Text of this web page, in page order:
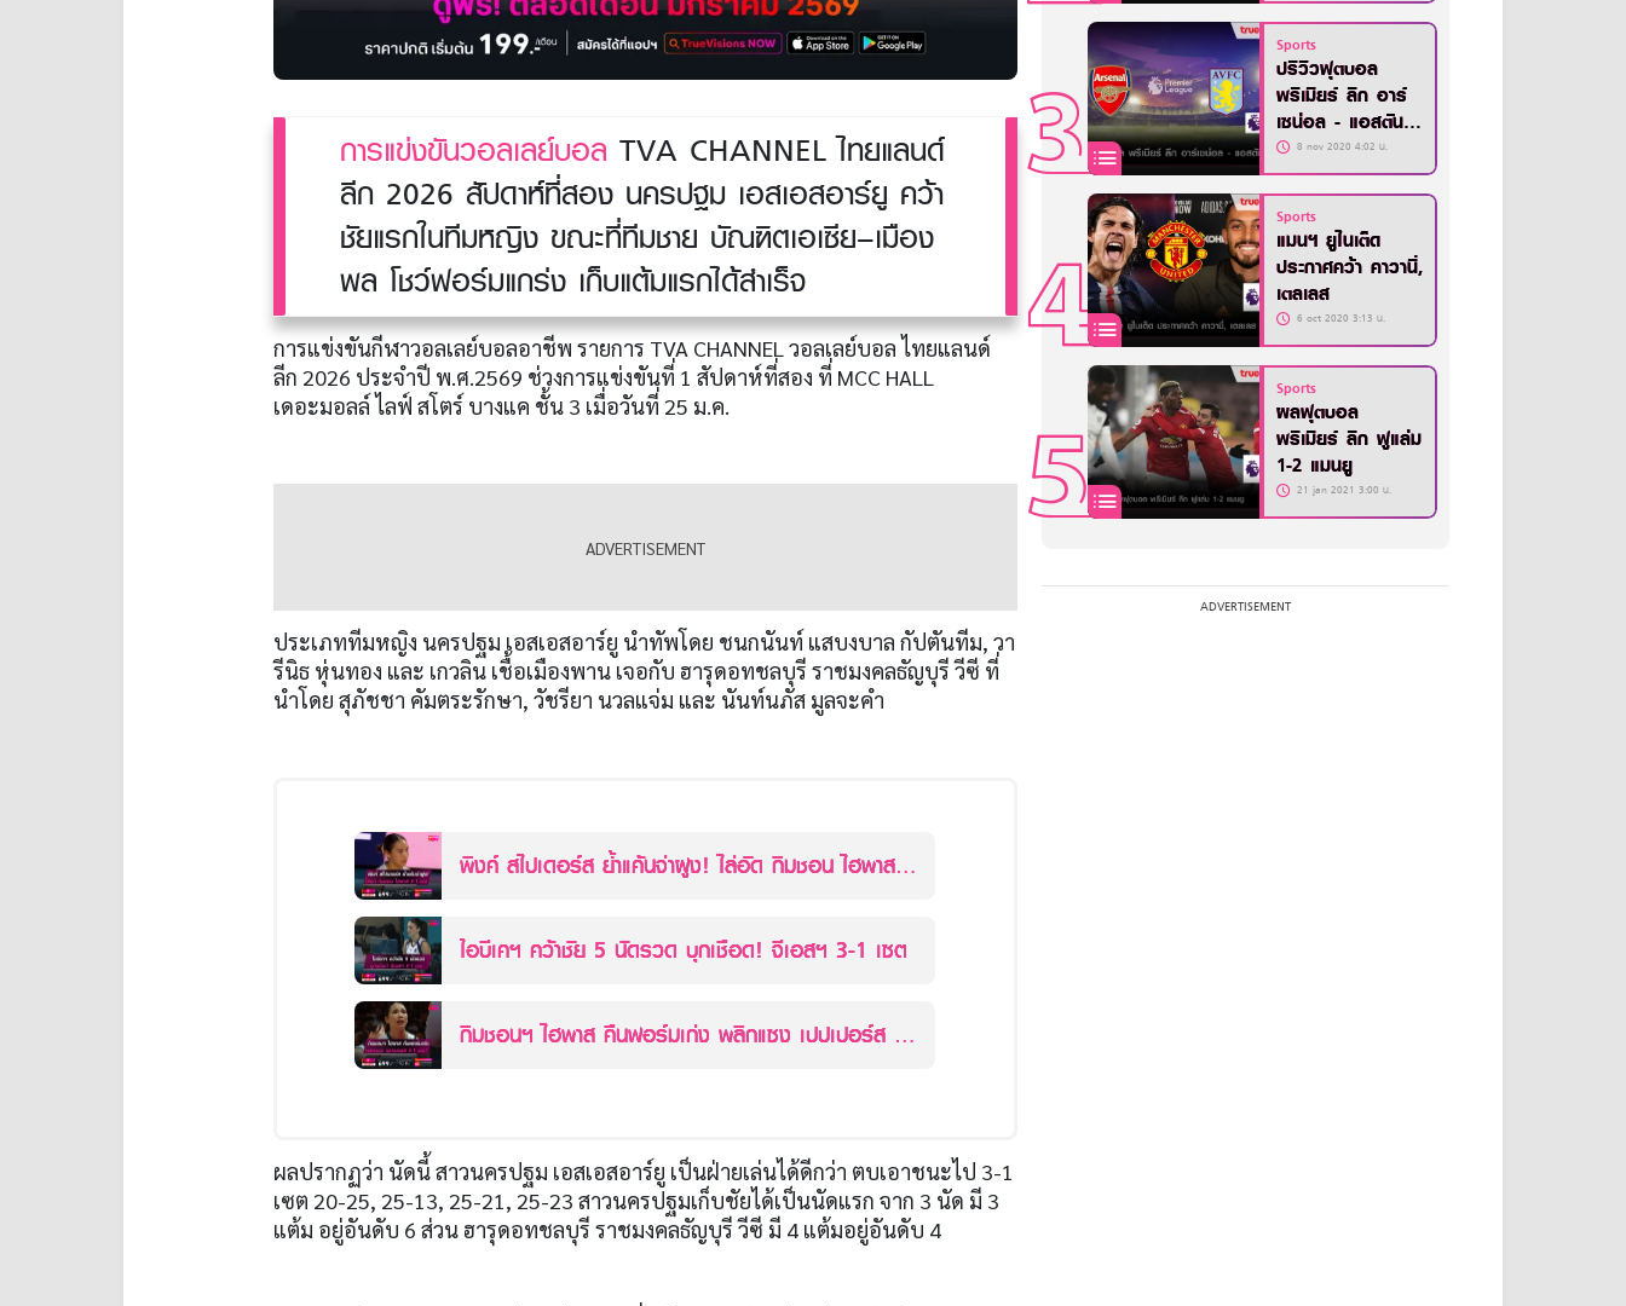
การแข่งขันวอลเลย์บอล TVA CHANNEL ไทยแลนด์
ลีก 2026 สัปดาห์ที่สอง นครปฐม เอสเอสอาร์ยู คว้า
ชัยแรกในทีมหญิง ขณะที่ทีมชาย บัณฑิตเอเซีย–เมือง
พล โชว์ฟอร์มแกร่ง เก็บแต้มแรกได้สำเร็จ
การแข่งขันกีฬาวอลเลย์บอลอาชีพ รายการ TVA CHANNEL วอลเลย์บอล ไทยแลนด์
ลีก 2026 ประจำปี พ.ศ.2569 ช่วงการแข่งขันที่ 1 สัปดาห์ที่สอง ที่ MCC HALL
เดอะมอลล์ ไลฟ์ สโตร์ บางแค ชั้น 3 เมื่อวันที่ 25 ม.ค.
ประเภททีมหญิง นครปฐม เอสเอสอาร์ยู นำทัพโดย ชนกนันท์ แสบงบาล กัปตันทีม, วา
รีนิธ หุ่นทอง และ เกวลิน เชื้อเมืองพาน เจอกับ ฮารุดอทชลบุรี ราชมงคลธัญบุรี วีซี ที่
นำโดย สุภัชชา คัมตระรักษา, วัชรียา นวลแจ่ม และ นันท์นภัส มูลจะคำ
พิงค์ สไปเดอร์ส ย้ำแค้นจ่าฝูง! ไล่อัด กิมชอน ไฮพาส
ไอบีเคฯ คว้าชัย 5 นัดรวด บุกเชือด! จีเอสฯ 3-1 เซต
กิมชอนฯ ไฮพาส คืนฟอร์มเก่ง พลิกแซง เปปเปอร์ส 3-
ผลปรากฏว่า นัดนี้ สาวนครปฐม เอสเอสอาร์ยู เป็นฝ่ายเล่นได้ดีกว่า ตบเอาชนะไป 3-1
เซต 20-25, 25-13, 25-21, 25-23 สาวนครปฐมเก็บชัยได้เป็นนัดแรก จาก 3 นัด มี 3
แต้ม อยู่อันดับ 6 ส่วน ฮารุดอทชลบุรี ราชมงคลธัญบุรี วีซี มี 4 แต้มอยู่อันดับ 4
Sports
ปรีวิวฟุตบอล
พรีเมียร์ ลีก อาร์
เซน่อล - แอสตัน
วิลล่า8 nov 2020 4:02 น.
Sports
แมนฯ ยูไนเต็ด
ประกาศคว้า คาวานี่,
เตลเลส
6 oct 2020 3:13 น.
Sports
ผลฟุตบอล
พรีเมียร์ ลีก ฟูแล่ม
1-2 แมนยู
21 jan 2021 3:00 น.